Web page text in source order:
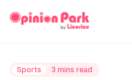
Sports 3 mins read